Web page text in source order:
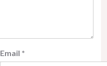
Email *